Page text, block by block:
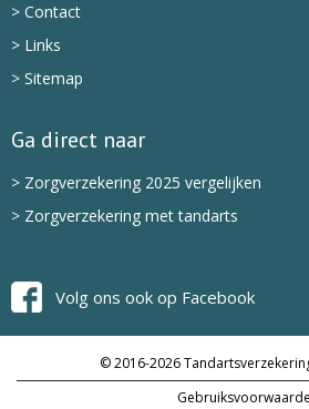
> Contact
> Links
> Sitemap
Ga direct naar
> Zorgverzekering 2025 vergelijken
> Zorgverzekering met tandarts
Volg ons ook op Facebook
© 2016-2026